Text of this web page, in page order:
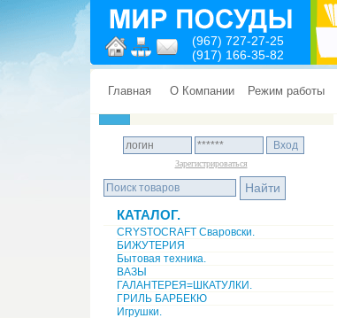
(967) 727-27-25
(917) 166-35-82
Главная О Компании Режим работы
Зарегистрироваться
КАТАЛОГ.
CRYSTOCRAFT Сваровски.
БИЖУТЕРИЯ
Бытовая техника.
ВАЗЫ
ГАЛАНТЕРЕЯ=ШКАТУЛКИ.
ГРИЛЬ БАРБЕКЮ
Игрушки.